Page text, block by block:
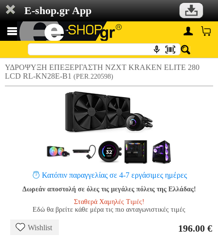
E-shop.gr App
ΥΔΡΟΨΥΞΗ ΕΠΕΞΕΡΓΑΣΤΗ NZXT KRAKEN ELITE 280
LCD RL-KN28E-B1 (PER.220598)
Κατόπιν παραγγελίας σε 4-7 εργάσιμες ημέρες
Δωρεάν αποστολή σε όλες τις μεγάλες πόλεις της Ελλάδας!
Σταθερά Χαμηλές Τιμές!
Εδώ θα βρείτε κάθε μέρα τις πιο ανταγωνιστικές τιμές
Wishlist 196.00 €